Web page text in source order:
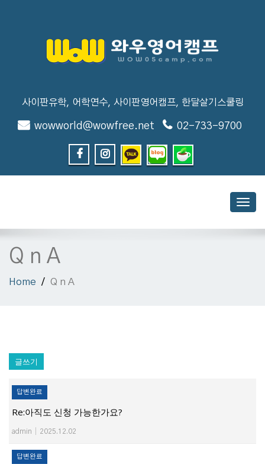
사이판유학, 어학연수, 사이판영어캠프, 한달살기스쿨링
wowworld@wowfree.net 02-733-9700
Q n A
Home Q n A
글쓰기
답변완료
Re:아직도 신청 가능한가요?
admin 2025.12.02
답변완료